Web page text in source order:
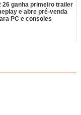
26 ganha primeiro trailer
e abre pré-venda
PC e consoles